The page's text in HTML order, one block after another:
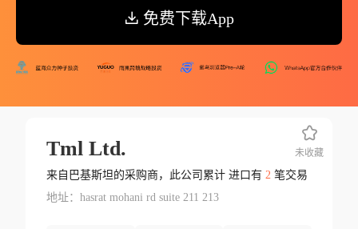
免费下载App
Tml Ltd.
来自巴基斯坦的采购商，此公司累计 进口有 2笔交易
地址：hasrat mohani rd suite 211 213
未收藏